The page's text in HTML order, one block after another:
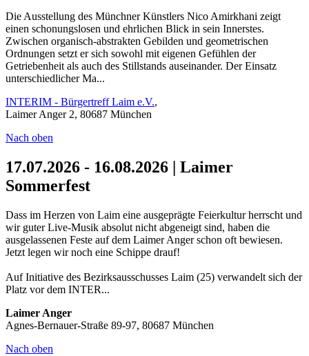
Die Ausstellung des Münchner Künstlers Nico Amirkhani zeigt
einen schonungslosen und ehrlichen Blick in sein Innerstes.
Zwischen organisch-abstrakten Gebilden und geometrischen
Ordnungen setzt er sich sowohl mit eigenen Gefühlen der
Getriebenheit als auch des Stillstands auseinander. Der Einsatz
unterschiedlicher Ma...
INTERIM - Bürgertreff Laim e.V.,
Laimer Anger 2, 80687 München
Nach oben
17.07.2026 - 16.08.2026 | Laimer
Sommerfest
Dass im Herzen von Laim eine ausgeprägte Feierkultur herrscht und
wir guter Live-Musik absolut nicht abgeneigt sind, haben die
ausgelassenen Feste auf dem Laimer Anger schon oft bewiesen.
Jetzt legen wir noch eine Schippe drauf!
Auf Initiative des Bezirksausschusses Laim (25) verwandelt sich der
Platz vor dem INTER...
Laimer Anger
Agnes-Bernauer-Straße 89-97, 80687 München
Nach oben